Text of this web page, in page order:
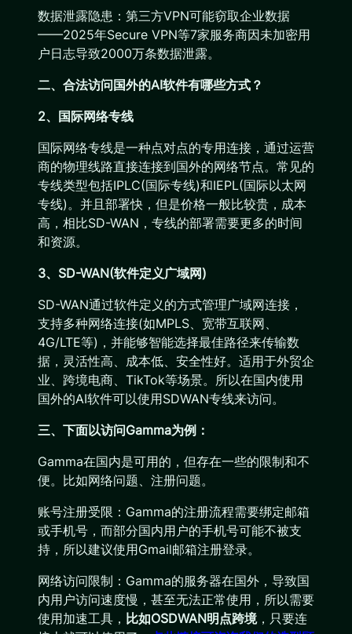
数据泄露隐患：第三方VPN可能窃取企业数据
——2025年Secure VPN等7家服务商因未加密用
户日志导致2000万条数据泄露。
二、合法访问国外的AI软件有哪些方式？
2、国际网络专线
国际网络专线是一种点对点的专用连接，通过运营
商的物理线路直接连接到国外的网络节点。常见的
专线类型包括IPLC(国际专线)和IEPL(国际以太网
专线)。并且部署快，但是价格一般比较贵，成本
高，相比SD-WAN，专线的部署需要更多的时间
和资源。
3、SD-WAN(软件定义广域网)
SD-WAN通过软件定义的方式管理广域网连接，
支持多种网络连接(如MPLS、宽带互联网、
4G/LTE等)，并能够智能选择最佳路径来传输数
据，灵活性高、成本低、安全性好。适用于外贸企
业、跨境电商、TikTok等场景。所以在国内使用
国外的AI软件可以使用SDWAN专线来访问。
三、下面以访问Gamma为例：
Gamma在国内是可用的，但存在一些的限制和不
便。比如网络问题、注册问题。
账号注册受限：Gamma的注册流程需要绑定邮箱
或手机号，而部分国内用户的手机号可能不被支
持，所以建议使用Gmail邮箱注册登录。
网络访问限制：Gamma的服务器在国外，导致国
内用户访问速度慢，甚至无法正常使用，所以需要
使用加速工具， 比如OSDWAN明点跨境，只要连